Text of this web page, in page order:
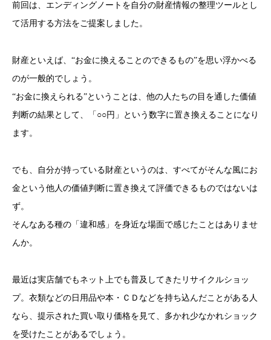
前回は、エンディングノートを自分の財産情報の整理ツールとし
て活用する方法をご提案しました。
財産といえば、“お金に換えることのできるもの”を思い浮かべる
のが一般的でしょう。
“お金に換えられる”ということは、他の人たちの目を通した価値
判断の結果として、「○○円」という数字に置き換えることになり
ます。
でも、自分が持っている財産というのは、すべてがそんな風にお
金という他人の価値判断に置き換えて評価できるものではないは
ず。
そんなある種の「違和感」を身近な場面で感じたことはありませ
んか。
最近は実店舗でもネット上でも普及してきたリサイクルショッ
プ。衣類などの日用品や本・ＣＤなどを持ち込んだことがある人
なら、提示された買い取り価格を見て、多かれ少なかれショック
を受けたことがあるでしょう。